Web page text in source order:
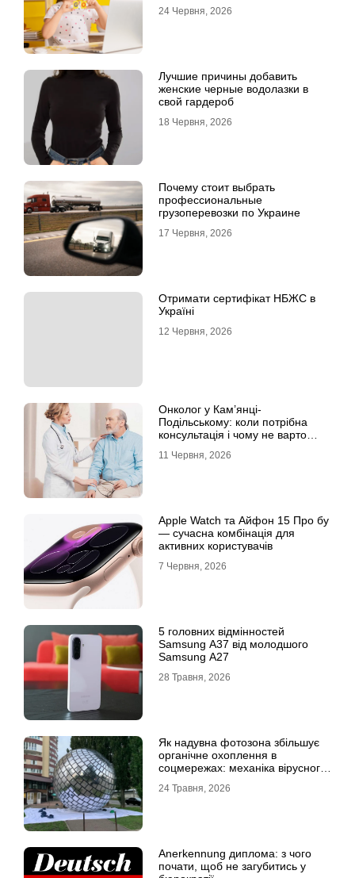
24 Червня, 2026
Лучшие причины добавить
женские черные водолазки в
свой гардероб
18 Червня, 2026
Почему стоит выбрать
профессиональные
грузоперевозки по Украине
17 Червня, 2026
Отримати сертифікат НБЖС в
Україні
12 Червня, 2026
Онколог у Кам’янці-
Подільському: коли потрібна
консультація і чому не варто
11 Червня, 2026
Apple Watch та Айфон 15 Про бу
— сучасна комбінація для
активних користувачів
7 Червня, 2026
5 головних відмінностей
Samsung A37 від молодшого
Samsung A27
28 Травня, 2026
Як надувна фотозона збільшує
органічне охоплення в
соцмережах: механіка вірусного
24 Травня, 2026
Anerkennung диплома: з чого
почати, щоб не загубитись у